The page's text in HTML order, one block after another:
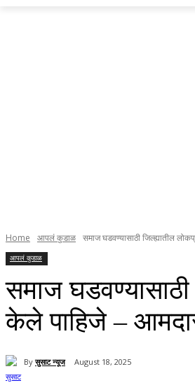
Home आपलं कुडाळ समाज घडवण्यासाठी जिल्ह्यातील
आपलं कुडाळ
समाज
केले पाहिजे –
By सुसाट न्यूज August 18, 2025